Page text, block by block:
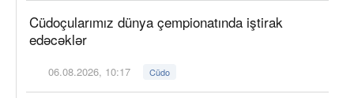
Cüdoçularımız dünya çempionatında iştirak
edəcəklər
06.08.2026, 10:17 Cüdo